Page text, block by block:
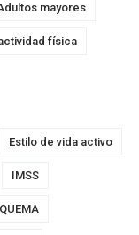
mayores
física
Estilo de vida activo
IMSS
QUEMA